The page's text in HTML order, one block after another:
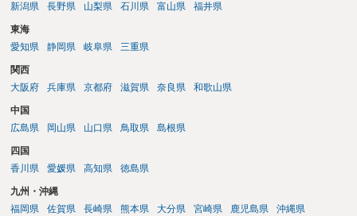
新潟県
長野県 山梨県 石川県 富山県 福井県
東海
愛知県
静岡県 岐阜県 三重県
関西
大阪府
兵庫県 京都府 滋賀県 奈良県 和歌山県
中国
広島県
岡山県 山口県 鳥取県 島根県
四国
香川県
愛媛県 高知県 徳島県
九州・沖縄
福岡県
佐賀県 長崎県 熊本県 大分県 宮崎県 鹿児島県 沖縄県